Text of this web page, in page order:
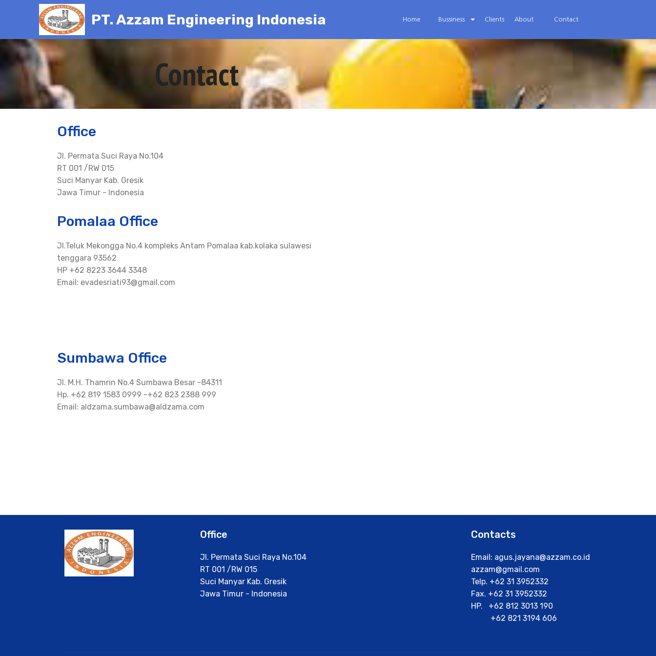
PT. Azzam Engineering Indonesia Home Bussiness Clients About Contact
Contact
Office
Jl. Permata Suci Raya No.104
RT 001 /RW 015
Suci Manyar Kab. Gresik
Jawa Timur - Indonesia
Pomalaa Office
Jl.Teluk Mekongga No.4 kompleks Antam Pomalaa kab.kolaka sulawesi
tenggara 93562
HP +62 8223 3644 3348
Email: evadesriati93@gmail.com
Sumbawa Office
Jl. M.H. Thamrin No.4 Sumbawa Besar -84311
Hp. +62 819 1583 0999 -+62 823 2388 999
Email: aldzama.sumbawa@aldzama.com
Office
Jl. Permata Suci Raya No.104
RT 001 /RW 015
Suci Manyar Kab. Gresik
Jawa Timur - Indonesia
Contacts
Email: agus.jayana@azzam.co.id
azzam@gmail.com
Telp. +62 31 3952332
Fax. +62 31 3952332
HP. +62 812 3013 190
+62 821 3194 606